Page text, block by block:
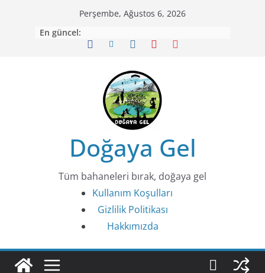
Perşembe, Ağustos 6, 2026
En güncel:
Doğaya Gel
Tüm bahaneleri bırak, doğaya gel
Kullanım Koşulları
Gizlilik Politikası
Hakkımızda